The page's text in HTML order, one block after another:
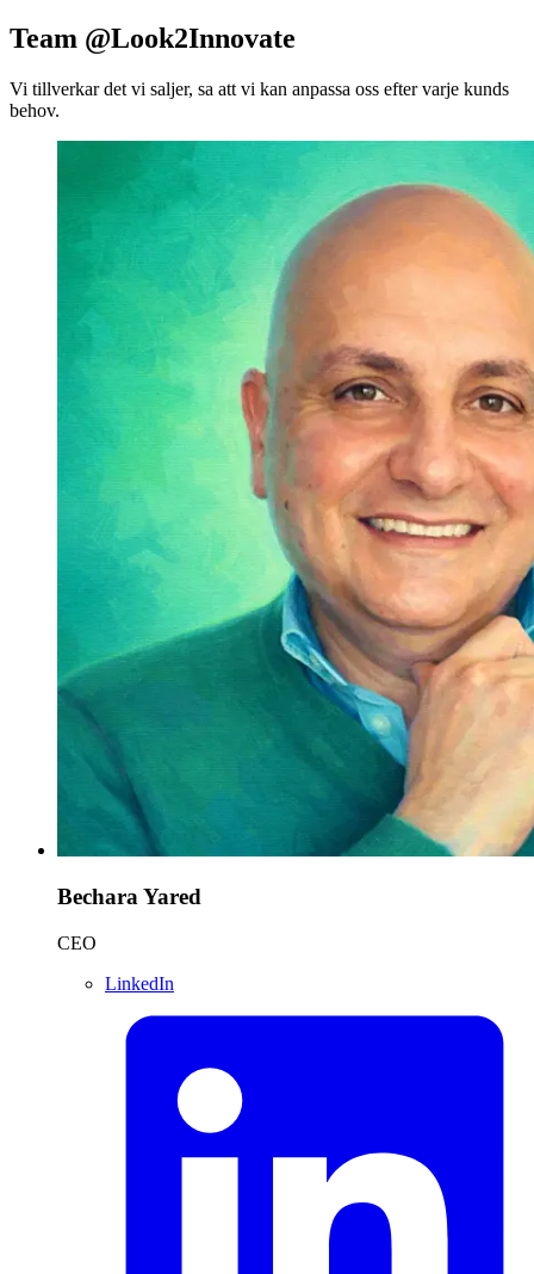
Team @Look2Innovate
Vi tillverkar det vi saljer, sa att vi kan anpassa oss efter varje kunds
behov.
Bechara Yared
CEO
LinkedIn